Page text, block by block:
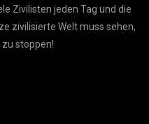
Zivilisten jeden Tag und die
zivilisierte Welt muss sehen,
stoppen!